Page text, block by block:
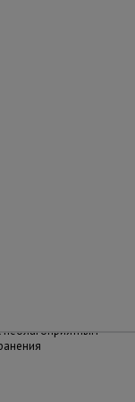
что никак не
"Промышленник",